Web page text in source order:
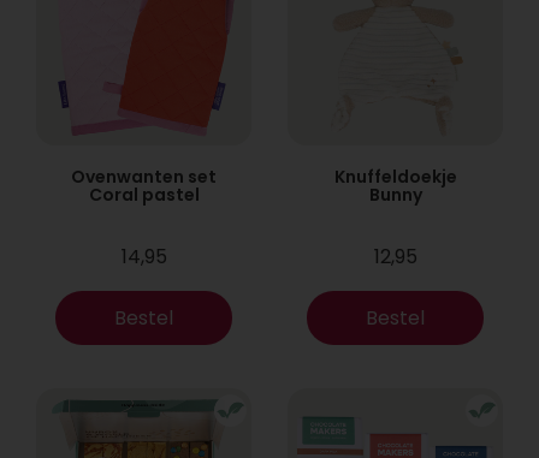
Ovenwanten set
Coral pastel
14,95
Bestel
Knuffeldoekje
Bunny
12,95
Bestel